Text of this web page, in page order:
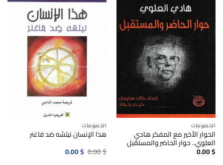
الخصومات
الحوار الأخير مع المفكر هادي
العلوي.. حوار الحاضر والمستقبل
0.00$
الخصومات
هذا الإنسان نيتشه ضد فاغنر
0.00$ السعر
الأصلي
0.00$ السعر
الحالي